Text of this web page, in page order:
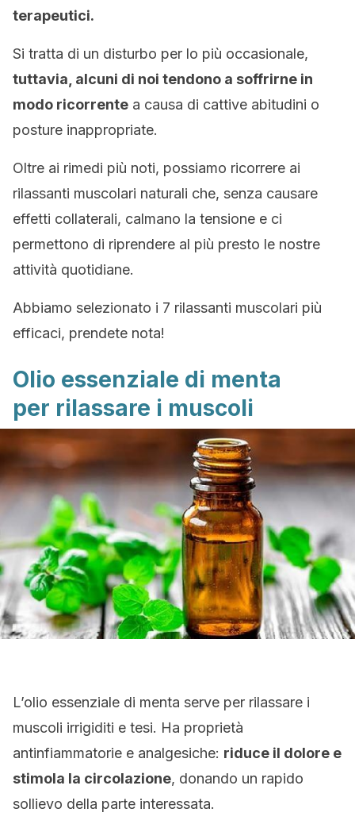
terapeutici.
Si tratta di un disturbo per lo più occasionale,
tuttavia, alcuni di noi tendono a soffrirne in
modo ricorrente a causa di cattive abitudini o
posture inappropriate.
Oltre ai rimedi più noti, possiamo ricorrere ai
rilassanti muscolari naturali che, senza causare
effetti collaterali, calmano la tensione e ci
permettono di riprendere al più presto le nostre
attività quotidiane.
Abbiamo selezionato i 7 rilassanti muscolari più
efficaci, prendete nota!
Olio essenziale di menta
per rilassare i muscoli
L’olio essenziale di menta serve per rilassare i
muscoli irrigiditi e tesi. Ha proprietà
antinfiammatorie e analgesiche: riduce il dolore e
stimola la circolazione, donando un rapido
sollievo della parte interessata.